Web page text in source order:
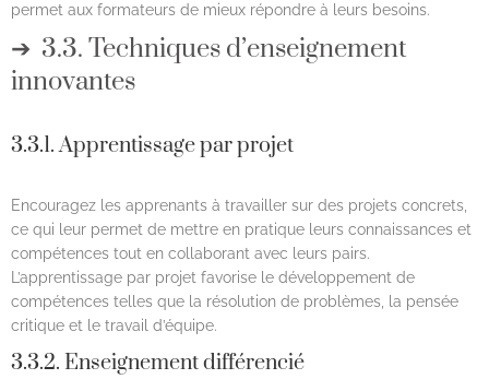
permet aux formateurs de mieux répondre à leurs besoins.
3.3. Techniques d’enseignement
innovantes
3.3.1. Apprentissage par projet
Encouragez les apprenants à travailler sur des projets concrets,
ce qui leur permet de mettre en pratique leurs connaissances et
compétences tout en collaborant avec leurs pairs.
L’apprentissage par projet favorise le développement de
compétences telles que la résolution de problèmes, la pensée
critique et le travail d’équipe.
3.3.2. Enseignement différencié